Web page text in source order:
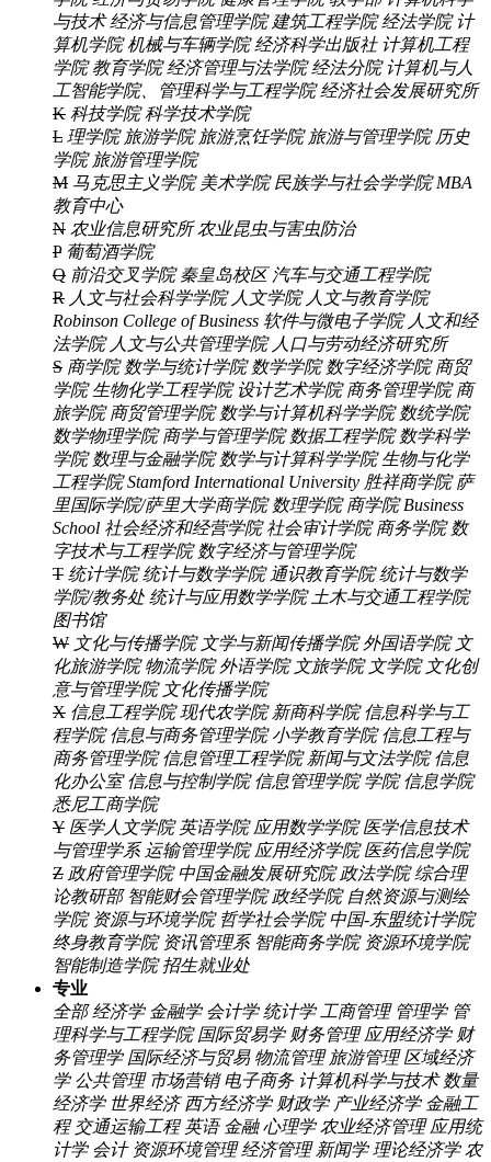
与技术 经济与信息管理学院 建筑工程学院 经法学院 计
算机学院 机械与车辆学院 经济科学出版社 计算机工程
学院 教育学院 经济管理与法学院 经法分院 计算机与人
工智能学院、管理科学与工程学院 经济社会发展研究所
K 科技学院 科学技术学院
L 理学院 旅游学院 旅游烹饪学院 旅游与管理学院 历史
学院 旅游管理学院
M 马克思主义学院 美术学院 民族学与社会学学院 MBA
教育中心
N 农业信息研究所 农业昆虫与害虫防治
P 葡萄酒学院
Q 前沿交叉学院 秦皇岛校区 汽车与交通工程学院
R 人文与社会科学学院 人文学院 人文与教育学院
Robinson College of Business 软件与微电子学院 人文和经
法学院 人文与公共管理学院 人口与劳动经济研究所
S 商学院 数学与统计学院 数学学院 数字经济学院 商贸
学院 生物化学工程学院 设计艺术学院 商务管理学院 商
旅学院 商贸管理学院 数学与计算机科学学院 数统学院
数学物理学院 商学与管理学院 数据工程学院 数学科学
学院 数理与金融学院 数学与计算科学学院 生物与化学
工程学院 Stamford International University 胜祥商学院 萨
里国际学院/萨里大学商学院 数理学院 商学院 Business
School 社会经济和经营学院 社会审计学院 商务学院 数
字技术与工程学院 数字经济与管理学院
T 统计学院 统计与数学学院 通识教育学院 统计与数学
学院/教务处 统计与应用数学学院 土木与交通工程学院
图书馆
W 文化与传播学院 文学与新闻传播学院 外国语学院 文
化旅游学院 物流学院 外语学院 文旅学院 文学院 文化创
意与管理学院 文化传播学院
X 信息工程学院 现代农学院 新商科学院 信息科学与工
程学院 信息与商务管理学院 小学教育学院 信息工程与
商务管理学院 信息管理工程学院 新闻与文法学院 信息
化办公室 信息与控制学院 信息管理学院 学院 信息学院
悉尼工商学院
Y 医学人文学院 英语学院 应用数学学院 医学信息技术
与管理学系 运输管理学院 应用经济学院 医药信息学院
Z 政府管理学院 中国金融发展研究院 政法学院 综合理
论教研部 智能财会管理学院 政经学院 自然资源与测绘
学院 资源与环境学院 哲学社会学院 中国-东盟统计学院
终身教育学院 资讯管理系 智能商务学院 资源环境学院
智能制造学院 招生就业处
专业
全部 经济学 金融学 会计学 统计学 工商管理 管理学 管
理科学与工程学院 国际贸易学 财务管理 应用经济学 财
务管理学 国际经济与贸易 物流管理 旅游管理 区域经济
学 公共管理 市场营销 电子商务 计算机科学与技术 数量
经济学 世界经济 西方经济学 财政学 产业经济学 金融工
程 交通运输工程 英语 金融 心理学 农业经济管理 应用统
计学 会计 资源环境管理 经济管理 新闻学 理论经济学 农